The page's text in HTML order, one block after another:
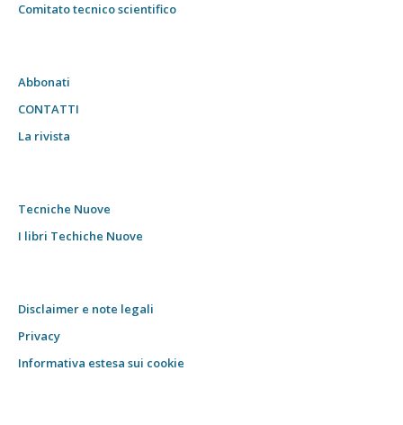
Comitato tecnico scientifico
Abbonati
CONTATTI
La rivista
Tecniche Nuove
I libri Techiche Nuove
Disclaimer e note legali
Privacy
Informativa estesa sui cookie